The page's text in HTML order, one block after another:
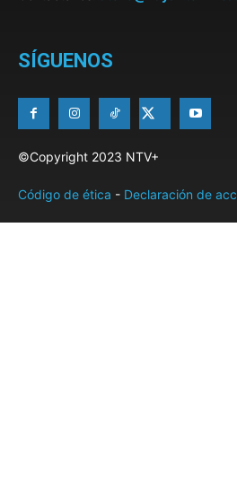
SÍGUENOS
©Copyright 2023 NTV+
Código de ética - Declaración de